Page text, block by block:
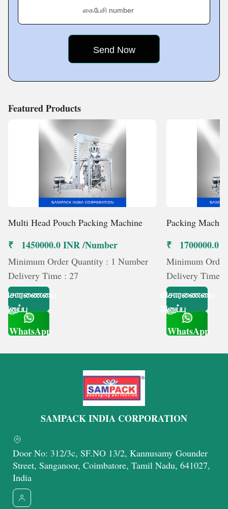
கைபேசி number
Featured Products
Multi Head Pouch Packing Machine
₹ 1450000.0 INR /Number
Minimum Order Quantity : 1 Number
Delivery Time : 27
விசாரணையை
அனுப்பு
WhatsApp
Packing
₹ 1700000.0
Minimum
Delivery Time :
விசாரணையை
அனுப்பு
WhatsApp
SAMPACK INDIA CORPORATION
Door No: 312/3c, SF.NO 13/2, Kannusamy Gounder
Street, Sanganoor, Coimbatore, Tamil Nadu, 641027,
India